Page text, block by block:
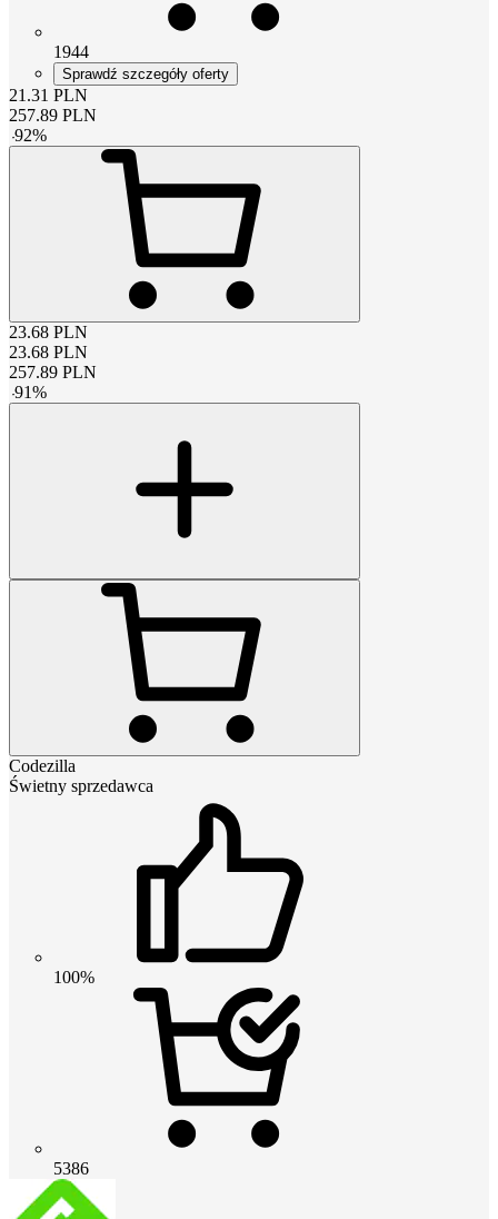
1944
Sprawdź szczegóły oferty
21.31 PLN
257.89 PLN
-92%
23.68 PLN
23.68 PLN
257.89 PLN
-91%
Codezilla
Świetny sprzedawca
100%
5386